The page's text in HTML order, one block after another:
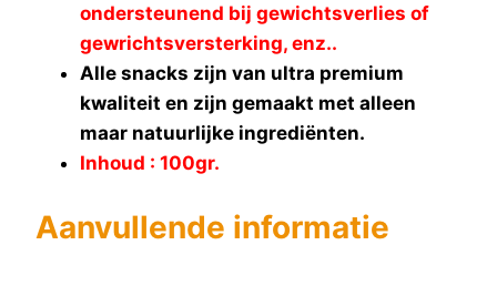
ondersteunend bij gewichtsverlies of
gewrichtsversterking, enz..
Alle snacks zijn van ultra premium
kwaliteit en zijn gemaakt met alleen
maar natuurlijke ingrediënten.
Inhoud : 100gr.
Aanvullende informatie